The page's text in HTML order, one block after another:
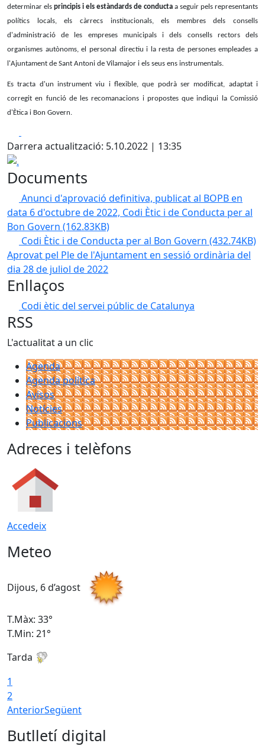
determinar els principis i els estàndards de conducta a seguir pels representants
polítics locals, els càrrecs institucionals, els membres dels consells
d'administració de les empreses municipals i dels consells rectors dels
organismes autònoms, el personal directiu i la resta de persones empleades a
l'Ajuntament de Sant Antoni de Vilamajor i els seus ens instrumentals.
Es tracta d'un instrument viu i flexible, que podrà ser modificat, adaptat i
corregit en funció de les recomanacions i propostes que indiqui la Comissió
d'Ètica i Bon Govern.
Darrera actualització: 5.10.2022 | 13:35
.
Documents
Anunci d'aprovació definitiva, publicat al BOPB en
data 6 d'octubre de 2022, Codi Ètic i de Conducta per al
Bon Govern (162.83KB)
Codi Ètic i de Conducta per al Bon Govern (432.74KB)
Aprovat pel Ple de l'Ajuntament en sessió ordinària del
dia 28 de juliol de 2022
Enllaços
Codi ètic del servei públic de Catalunya
RSS
L'actualitat a un clic
Agenda
Agenda política
Avisos
Notícies
Publicacions
Adreces i telèfons
Accedeix
Meteo
Dijous, 6 d’agost
T.Màx: 33°
T.Min: 21°
Tarda
1
2
AnteriorSegüent
Butlletí digital